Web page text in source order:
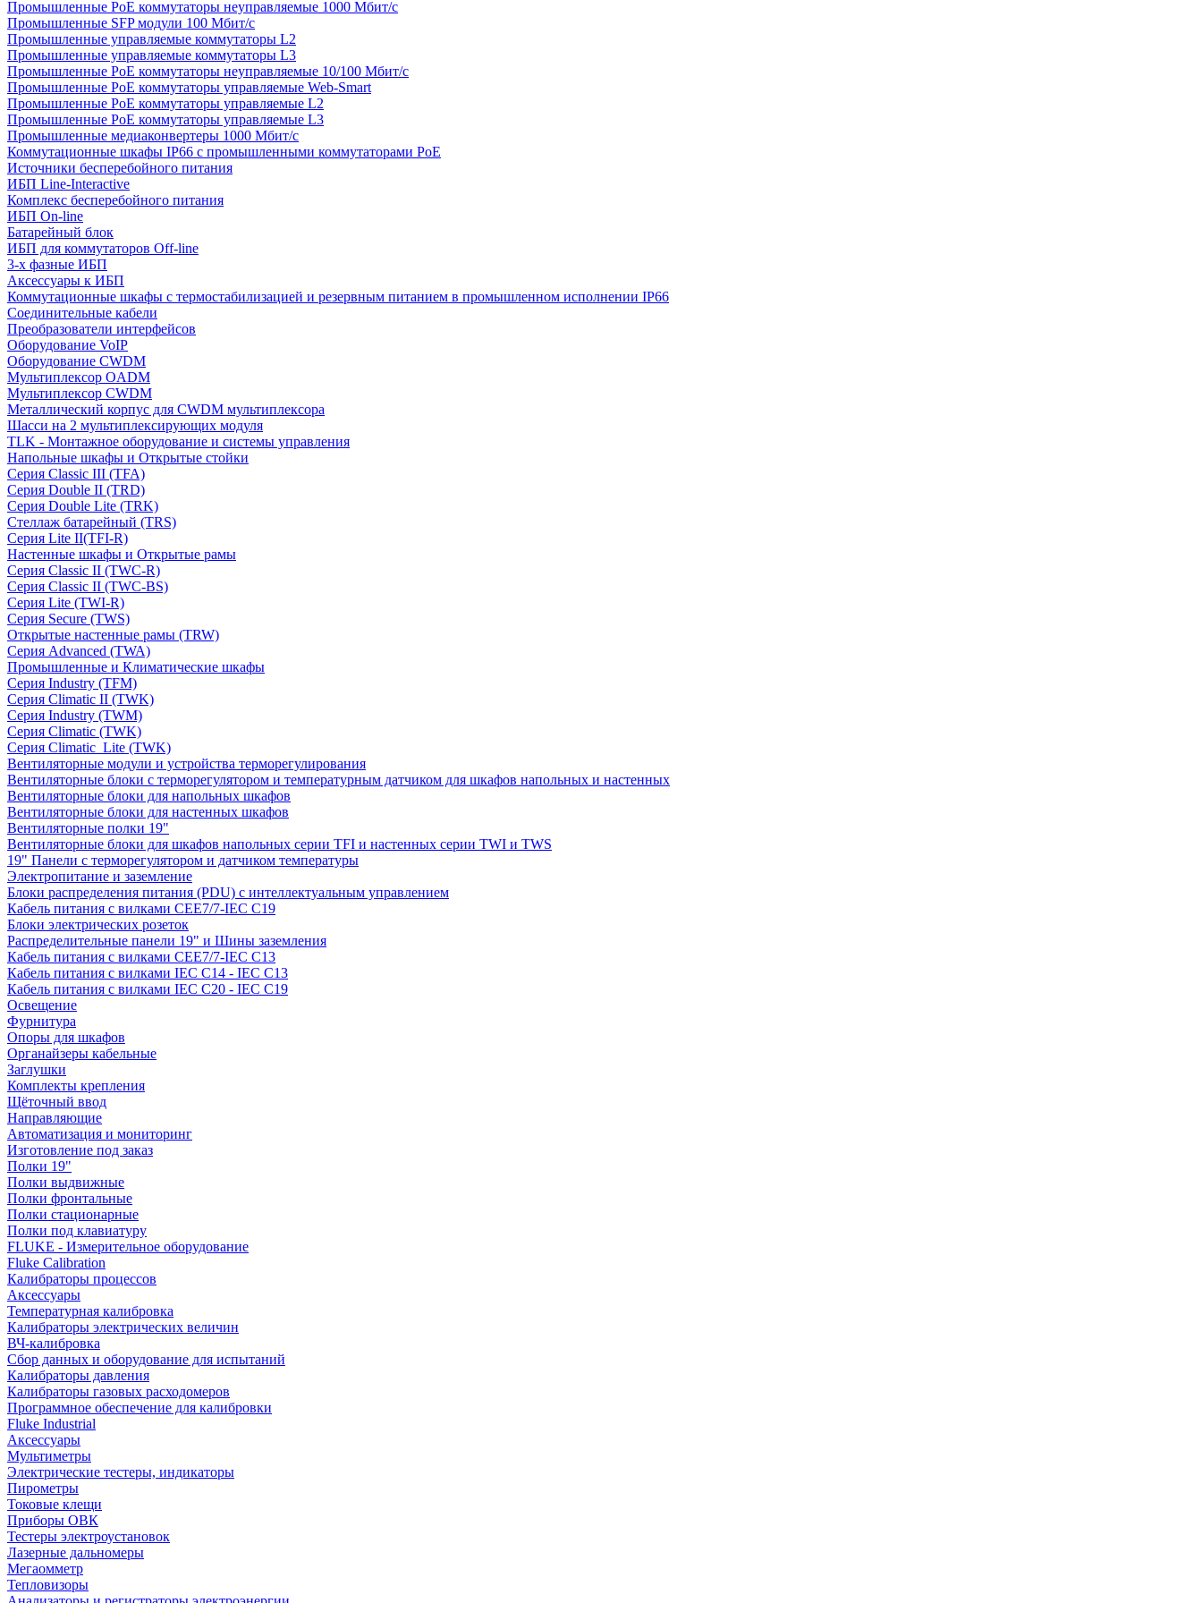
Промышленные PoE коммутаторы неуправляемые 1000 Мбит/с
Промышленные SFP модули 100 Мбит/c
Промышленные управляемые коммутаторы L2
Промышленные управляемые коммутаторы L3
Промышленные PoE коммутаторы неуправляемые 10/100 Мбит/с
Промышленные PoE коммутаторы управляемые Web-Smart
Промышленные PoE коммутаторы управляемые L2
Промышленные PoE коммутаторы управляемые L3
Промышленные медиаконвертеры 1000 Мбит/с
Коммутационные шкафы IP66 c промышленными коммутаторами PoE
Источники бесперебойного питания
ИБП Line-Interactive
Комплекс бесперебойного питания
ИБП On-line
Батарейный блок
ИБП для коммутаторов Off-line
3-х фазные ИБП
Аксессуары к ИБП
Коммутационные шкафы с термостабилизацией и резервным питанием в промышленном исполнении IP66
Соединительные кабели
Преобразователи интерфейсов
Оборудование VoIP
Оборудование CWDM
Мультиплекcор OADM
Мультиплексор CWDM
Металлический корпус для CWDM мультиплексора
Шасси на 2 мультиплексирующих модуля
TLK - Монтажное оборудование и системы управления
Напольные шкафы и Открытые стойки
Серия Classic III (TFA)
Серия Double II (TRD)
Серия Double Lite (TRK)
Стеллаж батарейный (TRS)
Серия Lite II(TFI-R)
Настенные шкафы и Открытые рамы
Серия Classic II (TWC-R)
Серия Classic II (TWC-BS)
Серия Lite (TWI-R)
Серия Secure (TWS)
Открытые настенные рамы (TRW)
Серия Advanced (TWA)
Промышленные и Климатические шкафы
Серия Industry (TFM)
Серия Climatic II (TWK)
Серия Industry (TWM)
Серия Climatic (TWK)
Серия Climatic_Lite (TWK)
Вентиляторные модули и устройства терморегулирования
Вентиляторные блоки с терморегулятором и температурным датчиком для шкафов напольных и настенных
Вентиляторные блоки для напольных шкафов
Вентиляторные блоки для настенных шкафов
Вентиляторные полки 19"
Вентиляторные блоки для шкафов напольных серии TFI и настенных серии TWI и TWS
19" Панели с терморегулятором и датчиком температуры
Электропитание и заземление
Блоки распределения питания (PDU) с интеллектуальным управлением
Кабель питания с вилками CEE7/7-IEC C19
Блоки электрических розеток
Распределительные панели 19" и Шины заземления
Кабель питания с вилками CEE7/7-IEC C13
Кабель питания с вилками IEC C14 - IEC C13
Кабель питания с вилками IEC C20 - IEC C19
Освещение
Фурнитура
Опоры для шкафов
Органайзеры кабельные
Заглушки
Комплекты крепления
Щёточный ввод
Направляющие
Автоматизация и мониторинг
Изготовление под заказ
Полки 19"
Полки выдвижные
Полки фронтальные
Полки стационарные
Полки под клавиатуру
FLUKE - Измерительное оборудование
Fluke Calibration
Калибраторы процессов
Аксессуары
Температурная калибровка
Калибраторы электрических величин
ВЧ-калибровка
Сбор данных и оборудование для испытаний
Калибраторы давления
Калибраторы газовых расходомеров
Программное обеспечение для калибровки
Fluke Industrial
Аксессуары
Мультиметры
Электрические тестеры, индикаторы
Пирометры
Токовые клещи
Приборы ОВК
Тестеры электроустановок
Лазерные дальномеры
Мегаомметр
Тепловизоры